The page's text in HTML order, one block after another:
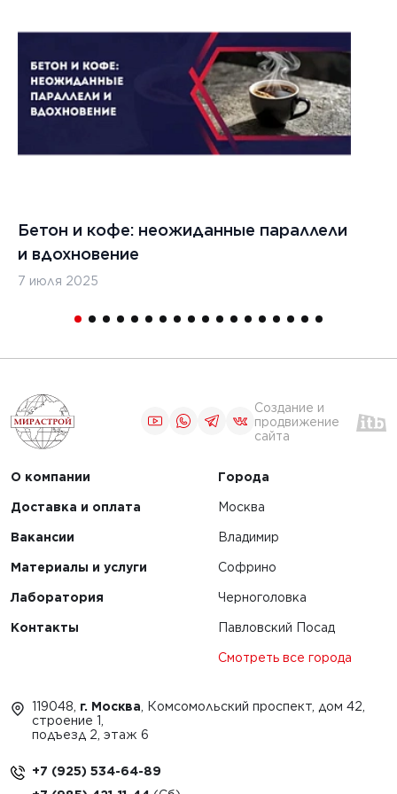
г.
Бетон и кофе: неожиданные параллели
и вдохновение
7 июля 2025
Создание и
продвижение
сайта
О компании
Доставка и оплата
Вакансии
Материалы и услуги
Лаборатория
Контакты
Города
Москва
Владимир
Софрино
Черноголовка
Павловский Посад
Смотреть все города
119048, г. Москва , Комсомольский проспект, дом 42,
строение 1,
подъезд 2, этаж 6
+7 (925) 534-64-89